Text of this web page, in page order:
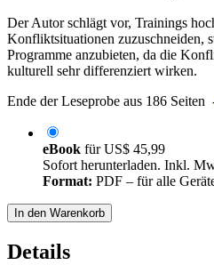
Der Autor schlägt vor, Trainings
Konfliktsituationen zuzuschneiden,
Programme anzubieten, da die
kulturell sehr differenziert wirken.
Ende der Leseprobe aus 186 Seiten
eBook fürUS$ 45,99
Sofort herunterladen. Inkl.
Format: PDF – für alle
In den Warenkorb
Details